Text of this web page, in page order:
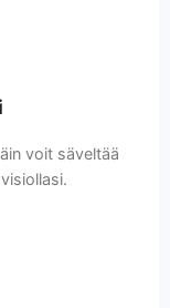
voit säveltää